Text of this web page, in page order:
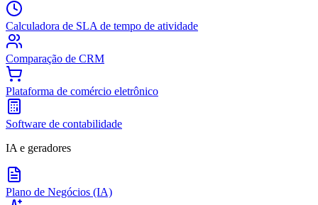
Calculadora de SLA de tempo de atividade
Comparação de CRM
Plataforma de comércio eletrônico
Software de contabilidade
IA e geradores
Plano de Negócios (IA)